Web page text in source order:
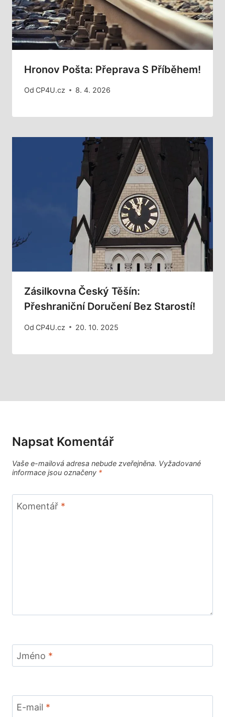
Hronov Pošta: Přeprava S Příběhem!
Od CP4U.cz 8. 4. 2026
Zásilkovna Český Těšín:
Přeshraniční Doručení Bez Starostí!
Od CP4U.cz 20. 10. 2025
Napsat Komentář
Vaše e-mailová adresa nebude zveřejněna. Vyžadované
informace jsou označeny *
Komentář *
Jméno *
E-mail *